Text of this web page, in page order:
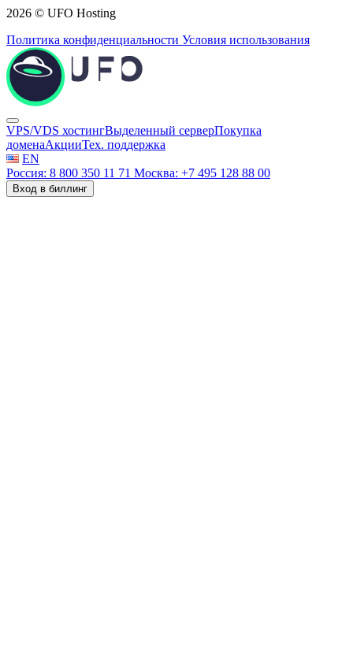
2026 © UFO Hosting
Политика конфиденциальности Условия использования
VPS/VDS хостингВыделенный серверПокупка
доменаАкцииТех. поддержка
EN
Россия: 8 800 350 11 71 Москва: +7 495 128 88 00
Вход в биллинг